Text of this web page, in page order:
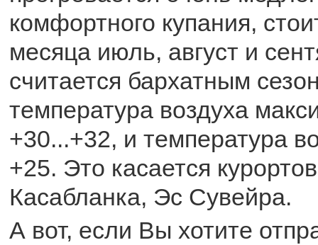
комфортного купания,
месяца июль, август и
считается бархатным
температура воздуха
+30...+32, и температура
+25. Это касается
Касабланка, Эс Сувейра.
А вот, если Вы хотите